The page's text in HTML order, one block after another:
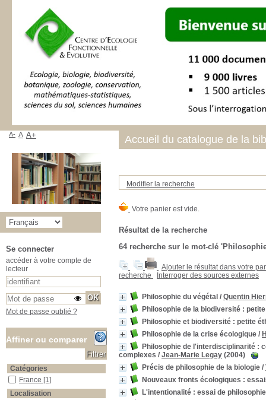
Modifier la recherche
Résultat de la recherche
64recherche sur le mot-clé
Ajouter le résultat dans votre
recherche
Interroger des sources externes
Philosophie du végétal / Quentin
Philosophie de la biodiversité :
Philosophie et biodiversité : petite
Philosophie de la crise écologique /
Philosophie de l'interdisciplinarité :
complexes / Jean-Marie Legay (2004)
Précis de philosophie de la biologie /
Nouveaux fronts écologiques :
L'intentionalité : essai de
Accueil du catalogue de la
A- A A+
Se connecter
accéder à votre compte de
lecteur
Mot de passe oublié ?
Affiner ou comparer
Catégories
FranceFrance [1]
Localisation